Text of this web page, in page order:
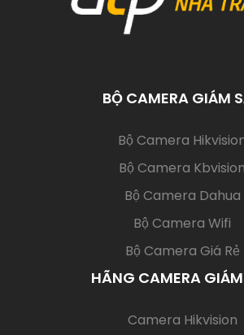
BỘ CAMERA GIÁM
Bộ Camera
Bộ Camera Kbvision
Bộ Camera Dahua
Bộ Camera Wifi
Bộ Camera Giá Rẻ
HÃNG CAMERA
Camera Hikvision